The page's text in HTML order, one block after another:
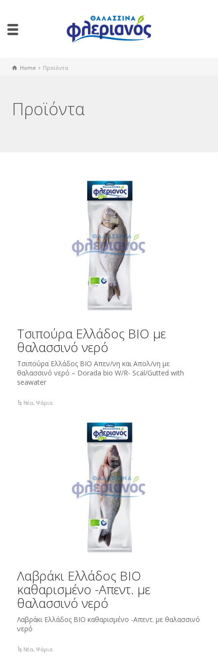
Home Προϊόντα
Προϊόντα
Τσιπούρα Ελλάδος BIO με
θαλασσινό νερό
Τσιπούρα Ελλάδος BIO Απεν/νη και Απoλ/νη με
θαλασσινό νερό – Dorada bio W/R- Scal/Gutted with
seawater
Νέα, Ψάρια
Λαβράκι Ελλάδος BIO
καθαρισμένο -Απεντ. με
θαλασσινό νερό
Λαβράκι Ελλάδος BIO καθαρισμένο -Απεντ. με θαλασσινό
νερό
Νέα, Ψάρια